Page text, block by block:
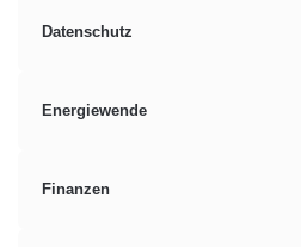
Datenschutz
Energiewende
Finanzen